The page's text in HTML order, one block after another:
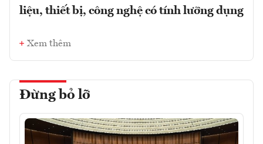
liệu, thiết bị, công nghệ có tính lưỡng dụng
Xem thêm
Đừng bỏ lỡ